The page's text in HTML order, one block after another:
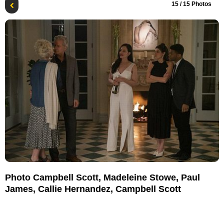
15 / 15 Photos
Photo Campbell Scott, Madeleine Stowe, Paul
James, Callie Hernandez, Campbell Scott